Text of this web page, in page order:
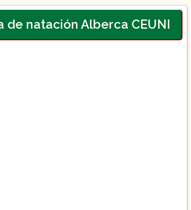
($750)
($800)
($900)
de natación Alberca CEUNI